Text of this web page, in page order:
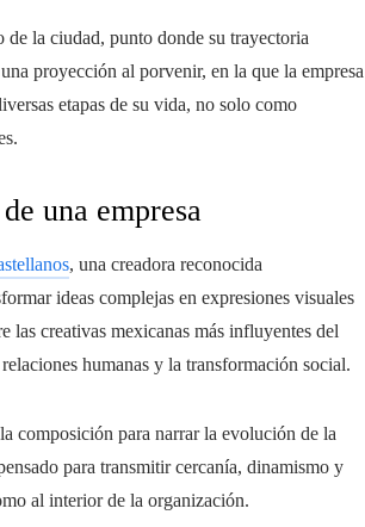
la ciudad, punto donde su trayectoria
proyección al porvenir, en la que la empresa
etapas de su vida, no solo como
una empresa
, una creadora reconocida
ideas complejas en expresiones visuales
las creativas mexicanas más influyentes del
humanas y la transformación social.
composición para narrar la evolución de la
para transmitir cercanía, dinamismo y
al interior de la organización.